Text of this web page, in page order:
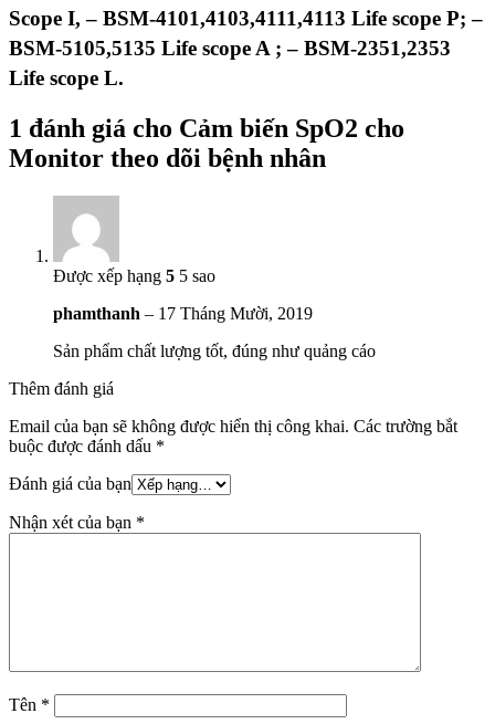
Scope I, – BSM-4101,4103,4111,4113 Life scope P; –
BSM-5105,5135 Life scope A ; – BSM-2351,2353
Life scope L.
1 đánh giá cho Cảm biến SpO2 cho
Monitor theo dõi bệnh nhân
Được xếp hạng 5 5 sao
phamthanh – 17 Tháng Mười, 2019
Sản phẩm chất lượng tốt, đúng như quảng cáo
Thêm đánh giá
Email của bạn sẽ không được hiển thị công khai. Các trường bắt
buộc được đánh dấu *
Đánh giá của bạn
Nhận xét của bạn *
Tên *